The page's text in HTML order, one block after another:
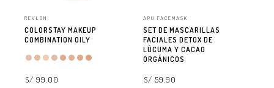
REVLON
COLORSTAY MAKEUP
COMBINATION OILY
S/ 99.00
APU FACEMASK
SET DE MASCARILLAS
FACIALES DETOX DE
LÚCUMA Y CACAO
ORGÁNICOS
S/ 59.90